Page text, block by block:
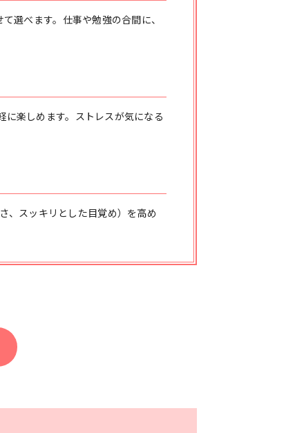
選べます。仕事や勉強の合間に、
楽しめます。ストレスが気になる
、スッキリとした目覚め）を高め